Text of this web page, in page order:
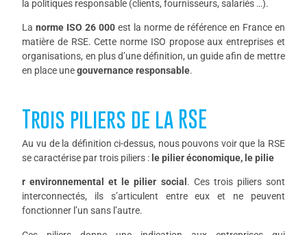
la politiques responsable (clients, fournisseurs, salariés …).
Lanorme ISO 26 000 est la norme de référence en France en
matière de RSE. Cette norme ISO propose aux entreprises et
organisations, en plus d’une définition, un guide afin de mettre
en place unegouvernance responsable.
Trois piliers de la RSE
Au vu de la définition ci-dessus, nous pouvons voir que la RSE
se caractérise par trois piliers : le pilier économique, le pilie
r environnemental et le pilier social . Ces trois piliers sont
interconnectés, ils s’articulent entre eux et ne peuvent
fonctionner l’un sans l’autre.